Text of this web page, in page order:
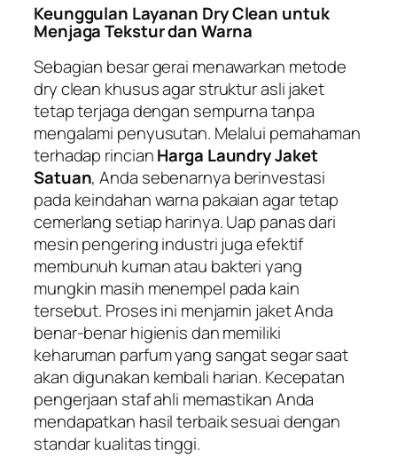
Keunggulan Layanan Dry Clean untuk
Menjaga Tekstur dan Warna
Sebagian besar gerai menawarkan metode
dry clean khusus agar struktur asli jaket
tetap terjaga dengan sempurna tanpa
mengalami penyusutan. Melalui pemahaman
terhadap rincianHarga Laundry Jaket
Satuan, Anda sebenarnya berinvestasi
pada keindahan warna pakaian agar tetap
cemerlang setiap harinya. Uap panas dari
mesin pengering industri juga efektif
membunuh kuman atau bakteri yang
mungkin masih menempel pada kain
tersebut. Proses ini menjamin jaket Anda
benar-benar higienis dan memiliki
keharuman parfum yang sangat segar saat
akan digunakan kembali harian. Kecepatan
pengerjaan staf ahli memastikan Anda
mendapatkan hasil terbaik sesuai dengan
standar kualitas tinggi.